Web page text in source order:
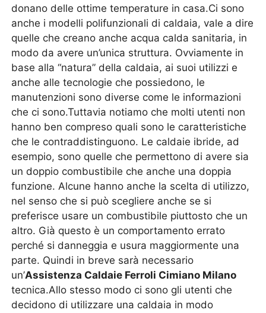
donano delle ottime temperature in casa.Ci sono
anche i modelli polifunzionali di caldaia, vale a dire
quelle che creano anche acqua calda sanitaria, in
modo da avere un’unica struttura. Ovviamente in
base alla “natura” della caldaia, ai suoi utilizzi e
anche alle tecnologie che possiedono, le
manutenzioni sono diverse come le informazioni
che ci sono.Tuttavia notiamo che molti utenti non
hanno ben compreso quali sono le caratteristiche
che le contraddistinguono. Le caldaie ibride, ad
esempio, sono quelle che permettono di avere sia
un doppio combustibile che anche una doppia
funzione. Alcune hanno anche la scelta di utilizzo,
nel senso che si può scegliere anche se si
preferisce usare un combustibile piuttosto che un
altro. Già questo è un comportamento errato
perché si danneggia e usura maggiormente una
parte. Quindi in breve sarà necessario
un’Assistenza Caldaie Ferroli Cimiano Milano
tecnica.Allo stesso modo ci sono gli utenti che
decidono di utilizzare una caldaia in modo